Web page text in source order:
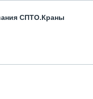
СПТО.Краны